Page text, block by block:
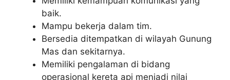
baik.
Mampu bekerja dalam tim.
Bersedia ditempatkan di wilayah Gunung
Mas dan sekitarnya.
Memiliki pengalaman di bidang
operasional kereta api menjadi nilai